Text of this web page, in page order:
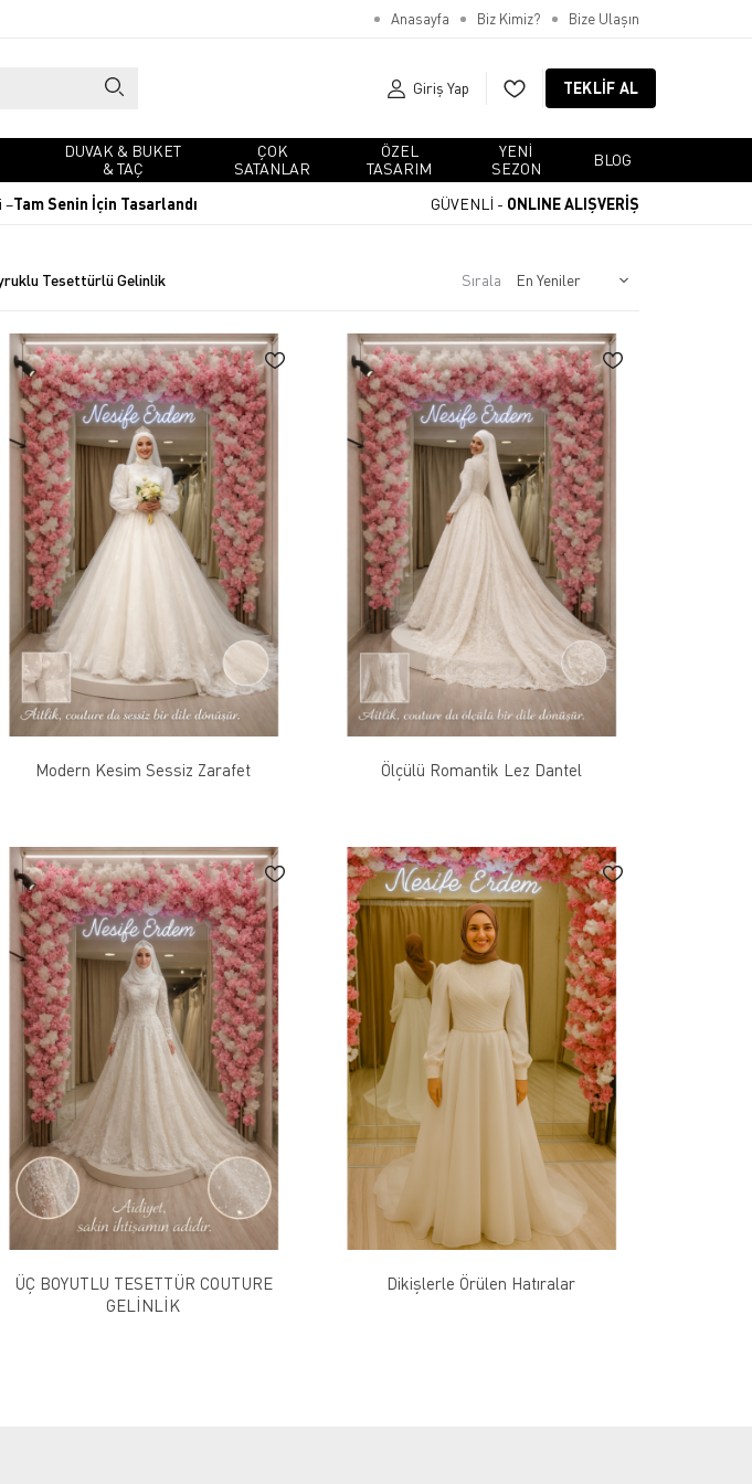
Anasayfa Biz Kimiz? Bize Ulaşın
Giriş Yap TEKLIF AL
DUVAK & BUKET
& TAÇ
ÇOK
SATANLAR
ÖZEL
TASARIM
YENI
SEZON
BLOG
–Tam Senin İçin Tasarlandı GÜVENLİ - ONLINE ALIŞVERİŞ
Tesettürlü Gelinlik Sırala
Modern Kesim Sessiz Zarafet Ölçülü Romantik Lez Dantel
ÜÇ BOYUTLU TESETTÜR COUTURE
GELİNLİK
Dikişlerle Örülen Hatıralar